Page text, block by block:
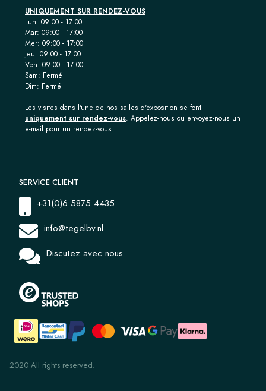
UNIQUEMENT SUR RENDEZ-VOUS
Lun: 09:00 - 17:00
Mar: 09:00 - 17:00
Mer: 09:00 - 17:00
Jeu: 09:00 - 17:00
Ven: 09:00 - 17:00
Sam: Fermé
Dim: Fermé
Les visites dans l'une de nos salles d'exposition se font
uniquement sur rendez-vous. Appelez-nous ou envoyez-nous un
e-mail pour un rendez-vous.
SERVICE CLIENT
+31(0)6 5875 4435
info@tegelbv.nl
Discutez avec nous
2020 All rights reserved.